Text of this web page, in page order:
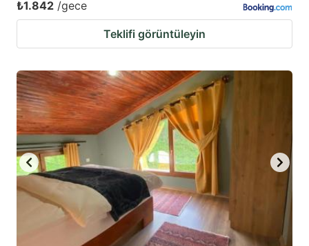
₺1.842 /gece
Teklifi görüntüleyin